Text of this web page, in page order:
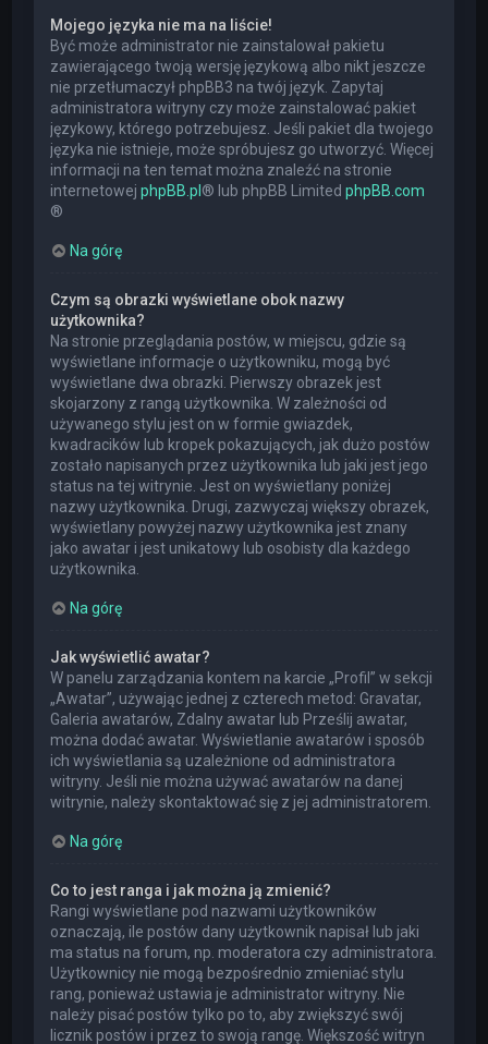
Mojego języka nie ma na liście!
Być może administrator nie zainstalował pakietu
zawierającego twoją wersję językową albo nikt jeszcze
nie przetłumaczył phpBB3 na twój język. Zapytaj
administratora witryny czy może zainstalować pakiet
językowy, którego potrzebujesz. Jeśli pakiet dla twojego
języka nie istnieje, może spróbujesz go utworzyć. Więcej
informacji na ten temat można znaleźć na stronie
internetowejphpBB.pl ® lub phpBB LimitedphpBB.com
®
Na górę
Czym są obrazki wyświetlane obok nazwy
użytkownika?
Na stronie przeglądania postów, w miejscu, gdzie są
wyświetlane informacje o użytkowniku, mogą być
wyświetlane dwa obrazki. Pierwszy obrazek jest
skojarzony z rangą użytkownika. W zależności od
używanego stylu jest on w formie gwiazdek,
kwadracików lub kropek pokazujących, jak dużo postów
zostało napisanych przez użytkownika lub jaki jest jego
status na tej witrynie. Jest on wyświetlany poniżej
nazwy użytkownika. Drugi, zazwyczaj większy obrazek,
wyświetlany powyżej nazwy użytkownika jest znany
jako awatar i jest unikatowy lub osobisty dla każdego
użytkownika.
Na górę
Jak wyświetlić awatar?
W panelu zarządzania kontem na karcie „Profil” w sekcji
„Awatar”, używając jednej z czterech metod: Gravatar,
Galeria awatarów, Zdalny awatar lub Prześlij awatar,
można dodać awatar. Wyświetlanie awatarów i sposób
ich wyświetlania są uzależnione od administratora
witryny. Jeśli nie można używać awatarów na danej
witrynie, należy skontaktować się z jej administratorem.
Na górę
Co to jest ranga i jak można ją zmienić?
Rangi wyświetlane pod nazwami użytkowników
oznaczają, ile postów dany użytkownik napisał lub jaki
ma status na forum, np. moderatora czy administratora.
Użytkownicy nie mogą bezpośrednio zmieniać stylu
rang, ponieważ ustawia je administrator witryny. Nie
należy pisać postów tylko po to, aby zwiększyć swój
licznik postów i przez to swoją rangę. Większość witryn